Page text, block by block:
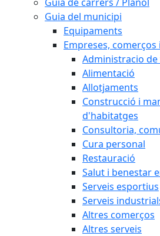
Guia del municipi
Equipaments
Empreses, comerços
Administracio
Alimentació
Allotjaments
Construcció i
d'habitatges
Consultoria,
Cura personal
Restauració
Salut i benestar
Serveis esportius
Serveis
Altres comerços
Altres serveis